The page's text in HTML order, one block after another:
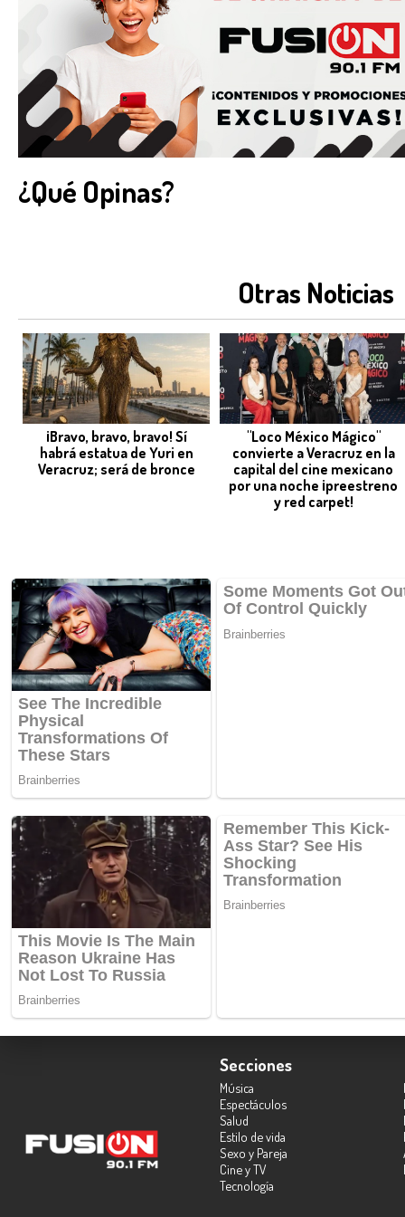
¿Qué Opinas?
Otras Noticias
¡Bravo, bravo, bravo! Sí
habrá estatua de Yuri en
Veracruz; será de bronce
"Loco México Mágico"
convierte a Veracruz en la
capital del cine mexicano
por una noche ¡preestreno
y red carpet!
Secciones
Música
Espectáculos
Salud
Estilo de vida
Sexo y Pareja
Cine y TV
Tecnología